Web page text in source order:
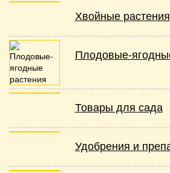
Хвойные растения
Плодовые-
Товары для сада
Удобрения и